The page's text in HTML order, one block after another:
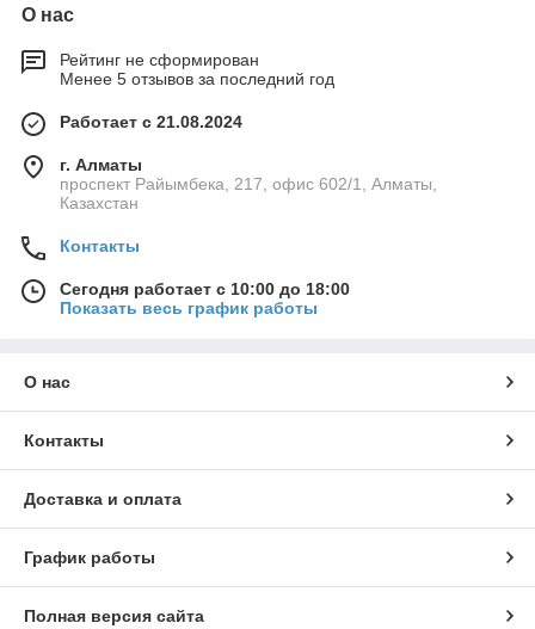
О нас
Рейтинг не сформирован
Менее 5 отзывов за последний год
Работает с 21.08.2024
г. Алматы
проспект Райымбека, 217, офис 602/1, Алматы,
Казахстан
Контакты
Сегодня работает с 10:00 до 18:00
Показать весь график работы
О нас
Контакты
Доставка и оплата
График работы
Полная версия сайта